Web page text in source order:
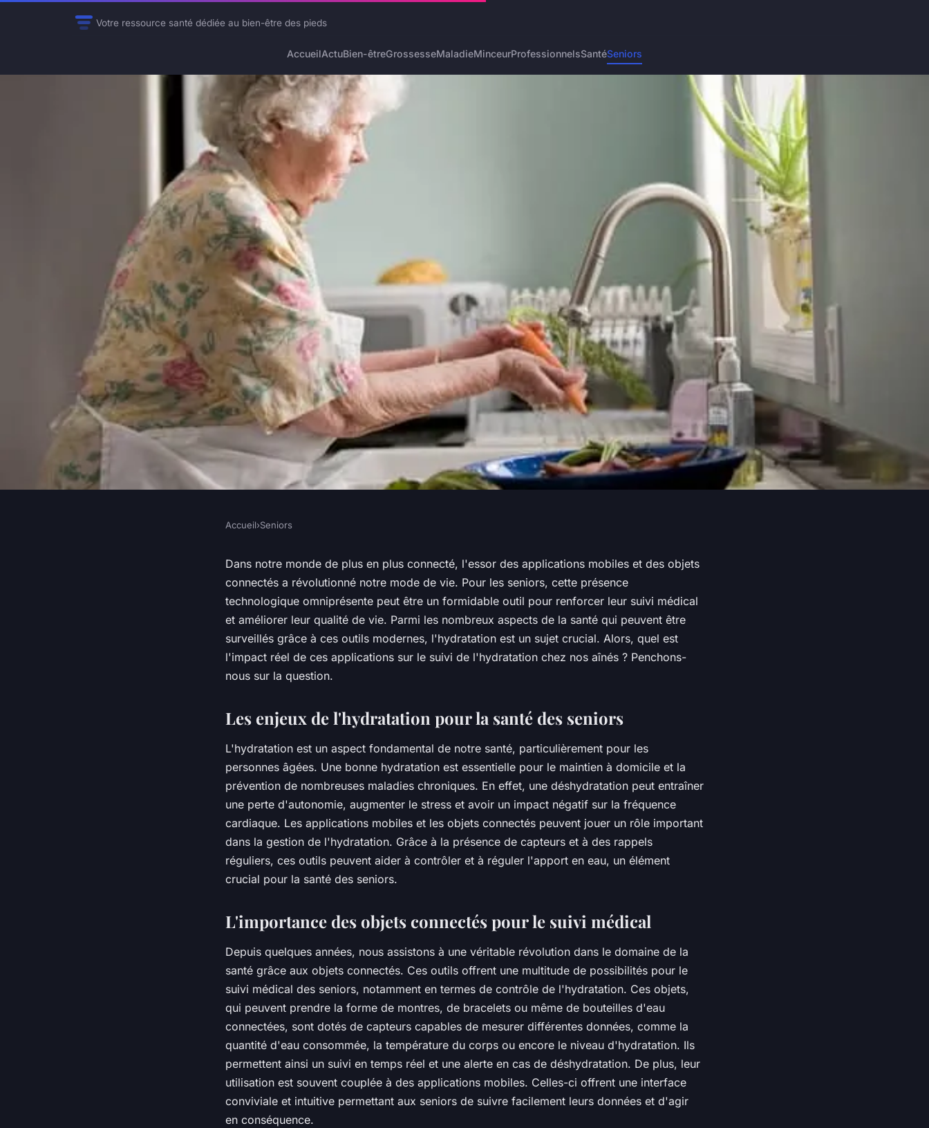
Votre ressource santé dédiée au bien-être des pieds
AccueilActuBien-êtreGrossesseMaladieMinceurProfessionnelsSantéSeniors
Quelle est l'efficacité des applications
mobiles pour le suivi de l'hydratation
chez les seniors ?
Accueil›Seniors
Dans notre monde de plus en plus connecté, l'essor des applications mobiles et des objets
connectés a révolutionné notre mode de vie. Pour les seniors, cette présence
technologique omniprésente peut être un formidable outil pour renforcer leur suivi médical
et améliorer leur qualité de vie. Parmi les nombreux aspects de la santé qui peuvent être
surveillés grâce à ces outils modernes, l'hydratation est un sujet crucial. Alors, quel est
l'impact réel de ces applications sur le suivi de l'hydratation chez nos aînés ? Penchons-
nous sur la question.
Les enjeux de l'hydratation pour la santé des seniors
L'hydratation est un aspect fondamental de notre santé, particulièrement pour les
personnes âgées. Une bonne hydratation est essentielle pour le maintien à domicile et la
prévention de nombreuses maladies chroniques. En effet, une déshydratation peut entraîner
une perte d'autonomie, augmenter le stress et avoir un impact négatif sur la fréquence
cardiaque. Les applications mobiles et les objets connectés peuvent jouer un rôle important
dans la gestion de l'hydratation. Grâce à la présence de capteurs et à des rappels
réguliers, ces outils peuvent aider à contrôler et à réguler l'apport en eau, un élément
crucial pour la santé des seniors.
L'importance des objets connectés pour le suivi médical
Depuis quelques années, nous assistons à une véritable révolution dans le domaine de la
santé grâce aux objets connectés. Ces outils offrent une multitude de possibilités pour le
suivi médical des seniors, notamment en termes de contrôle de l'hydratation. Ces objets,
qui peuvent prendre la forme de montres, de bracelets ou même de bouteilles d'eau
connectées, sont dotés de capteurs capables de mesurer différentes données, comme la
quantité d'eau consommée, la température du corps ou encore le niveau d'hydratation. Ils
permettent ainsi un suivi en temps réel et une alerte en cas de déshydratation. De plus, leur
utilisation est souvent couplée à des applications mobiles. Celles-ci offrent une interface
conviviale et intuitive permettant aux seniors de suivre facilement leurs données et d'agir
en conséquence.